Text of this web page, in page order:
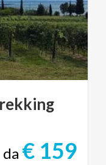
da € 159